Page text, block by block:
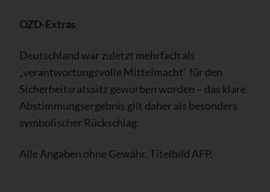
OZD-Extras
Deutschland war zuletzt mehrfach als
„verantwortungsvolle Mittelmacht“ für den
Sicherheitsratssitz geworben worden – das klare
Abstimmungsergebnis gilt daher als besonders
symbolischer Rückschlag.
Alle Angaben ohne Gewähr. Titelbild AFP.